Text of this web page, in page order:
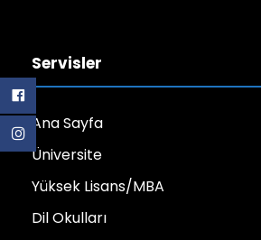
Servisler
Ana Sayfa
Üniversite
Yüksek Lisans/MBA
Dil Okulları